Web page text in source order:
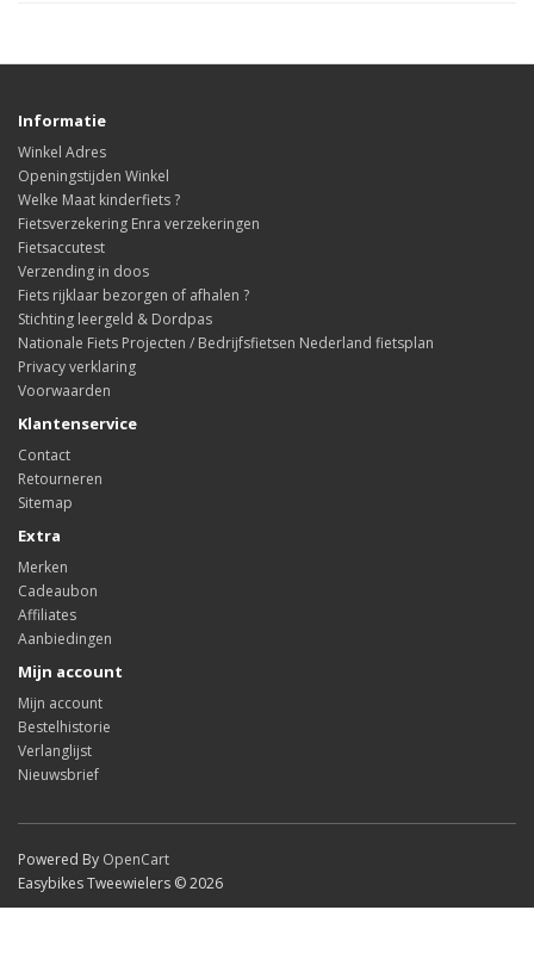
Informatie
Winkel Adres
Openingstijden Winkel
Welke Maat kinderfiets ?
Fietsverzekering Enra verzekeringen
Fietsaccutest
Verzending in doos
Fiets rijklaar bezorgen of afhalen ?
Stichting leergeld & Dordpas
Nationale Fiets Projecten / Bedrijfsfietsen Nederland fietsplan
Privacy verklaring
Voorwaarden
Klantenservice
Contact
Retourneren
Sitemap
Extra
Merken
Cadeaubon
Affiliates
Aanbiedingen
Mijn account
Mijn account
Bestelhistorie
Verlanglijst
Nieuwsbrief
Powered By OpenCart
Easybikes Tweewielers © 2026